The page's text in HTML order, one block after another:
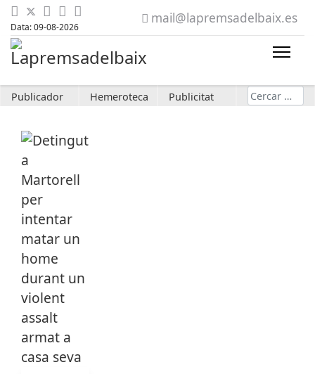
Data: 09-08-2026
mail@lapremsadelbaix.es
Publicador Hemeroteca Publicitat Cerca